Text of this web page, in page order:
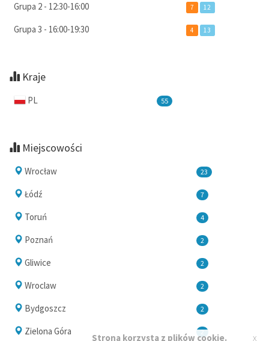
Grupa 2 - 12:30-16:00 7 12
Grupa 3 - 16:00-19:30 4 13
Kraje
PL 55
Miejscowości
Wrocław 23
Łódź 7
Toruń 4
Poznań 2
Gliwice 2
Wroclaw 2
Bydgoszcz 2
Zielona Góra 2
Strona korzysta z plików cookie. x